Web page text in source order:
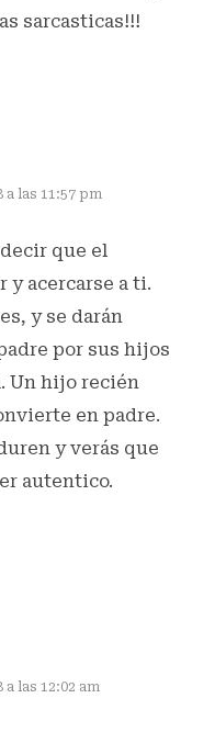
sarcasticas!!!
a las 11:57 pm
que el
y acercarse a ti.
y se darán
por sus hijos
Un hijo recién
en padre.
y verás que
autentico.
a las 12:02 am